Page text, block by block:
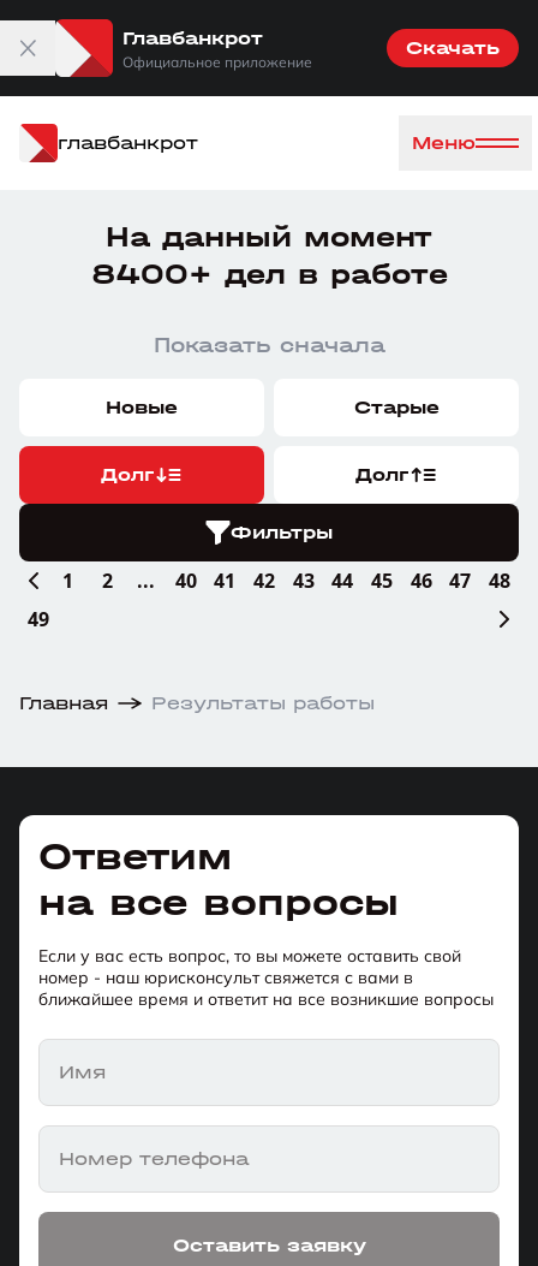
Главбанкрот
Официальное приложение
Скачать
главбанкрот Меню
На данный момент
8400+ дел в работе
Показать сначала
Новые Старые
Долг Долг
Фильтры
1 2 ... 40 41 42 43 44 45 46 47
48
49
Главная Результаты работы
Ответим
на все вопросы
Если у вас есть вопрос, то вы можете оставить свой
номер - наш юрисконсульт свяжется с вами в
ближайшее время и ответит на все возникшие вопросы
Имя
Номер телефона
Оставить заявку